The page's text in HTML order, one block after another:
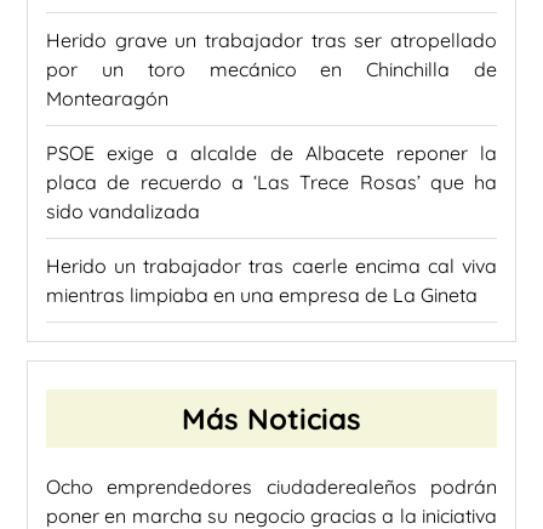
Herido grave un trabajador tras ser atropellado
por un toro mecánico en Chinchilla de
Montearagón
PSOE exige a alcalde de Albacete reponer la
placa de recuerdo a ‘Las Trece Rosas’ que ha
sido vandalizada
Herido un trabajador tras caerle encima cal viva
mientras limpiaba en una empresa de La Gineta
Más Noticias
Ocho emprendedores ciudaderealeños podrán
poner en marcha su negocio gracias a la iniciativa